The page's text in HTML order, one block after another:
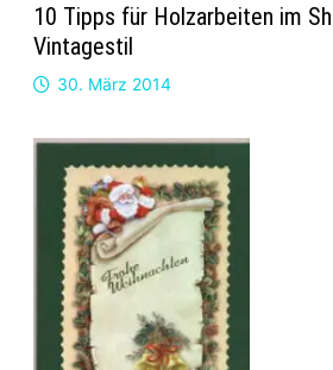
10 Tipps für Holzarbeiten im
Vintagestil
30. März 2014